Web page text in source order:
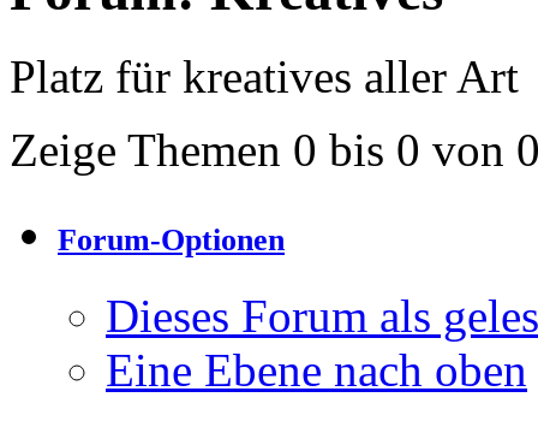
Platz für kreatives aller Art
Zeige Themen 0 bis 0 von
Forum-Optionen
Dieses Forum als
Eine Ebene nach oben